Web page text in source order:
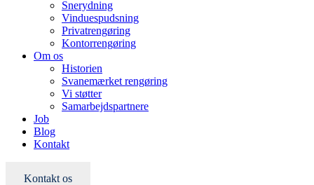
Snerydning
Vinduespudsning
Privatrengøring
Kontorrengøring
Om os
Historien
Svanemærket rengøring
Vi støtter
Samarbejdspartnere
Job
Blog
Kontakt
Kontakt os